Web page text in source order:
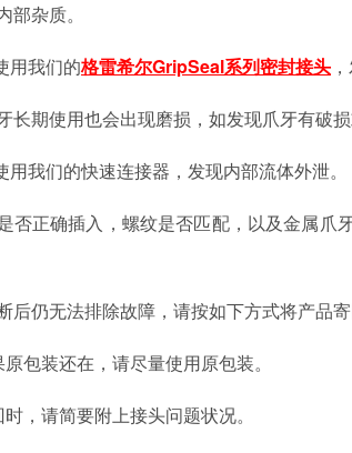
部杂质。
用我们的格雷希尔GripSeal系列密封接头
长期使用也会出现磨损，如发现爪牙有破
用我们的快速连接器，发现内部流体外泄。
否正确插入，螺纹是否匹配，以及金属爪
后仍无法排除故障，请按如下方式将产品寄
包装还在，请尽量使用原包装。
，请简要附上接头问题状况。